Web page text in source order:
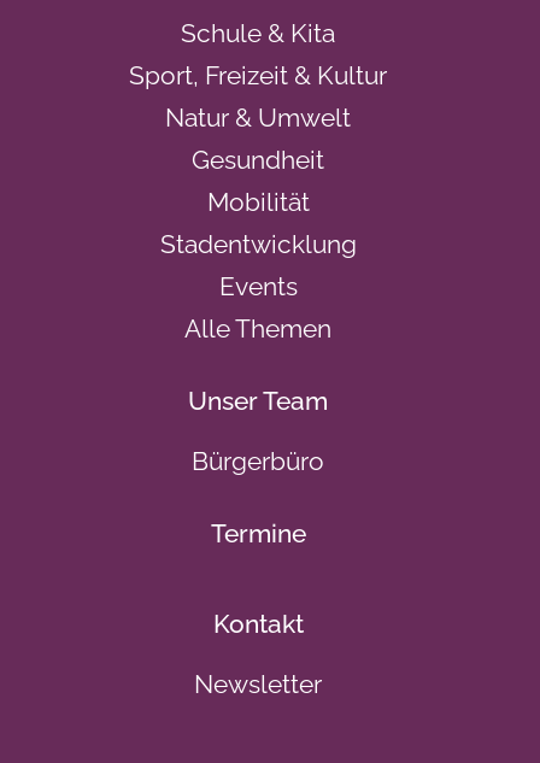
Schule & Kita
Sport, Freizeit & Kultur
Natur & Umwelt
Gesundheit
Mobilität
Stadentwicklung
Events
Alle Themen
Unser Team
Bürgerbüro
Termine
Kontakt
Newsletter